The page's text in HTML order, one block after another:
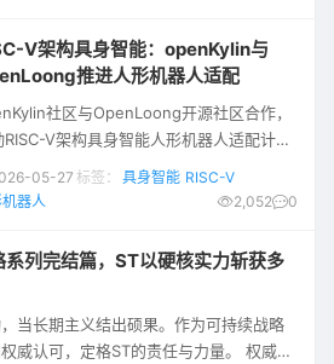
还不会面向对象？？！ 全网最适合入门的
对象编程教程：00 面向对象设计方法导论
最适合入门的面向对象编程教程：01
V架构具身智能：openKylin与
推进人形机器人适配
社区与OpenLoong开源社区合作，
RISC-V架构具身智能人形机器人适配计
推动具身智能产业规模化发展。
05-27 标签： 具身智能 RISC-V
器人
2,052 0
列完结篇，ST以硬核实力斩获多
当长期主义结出硕果。作为可持续战略
威认可，定格ST的责任与力量。 权威认